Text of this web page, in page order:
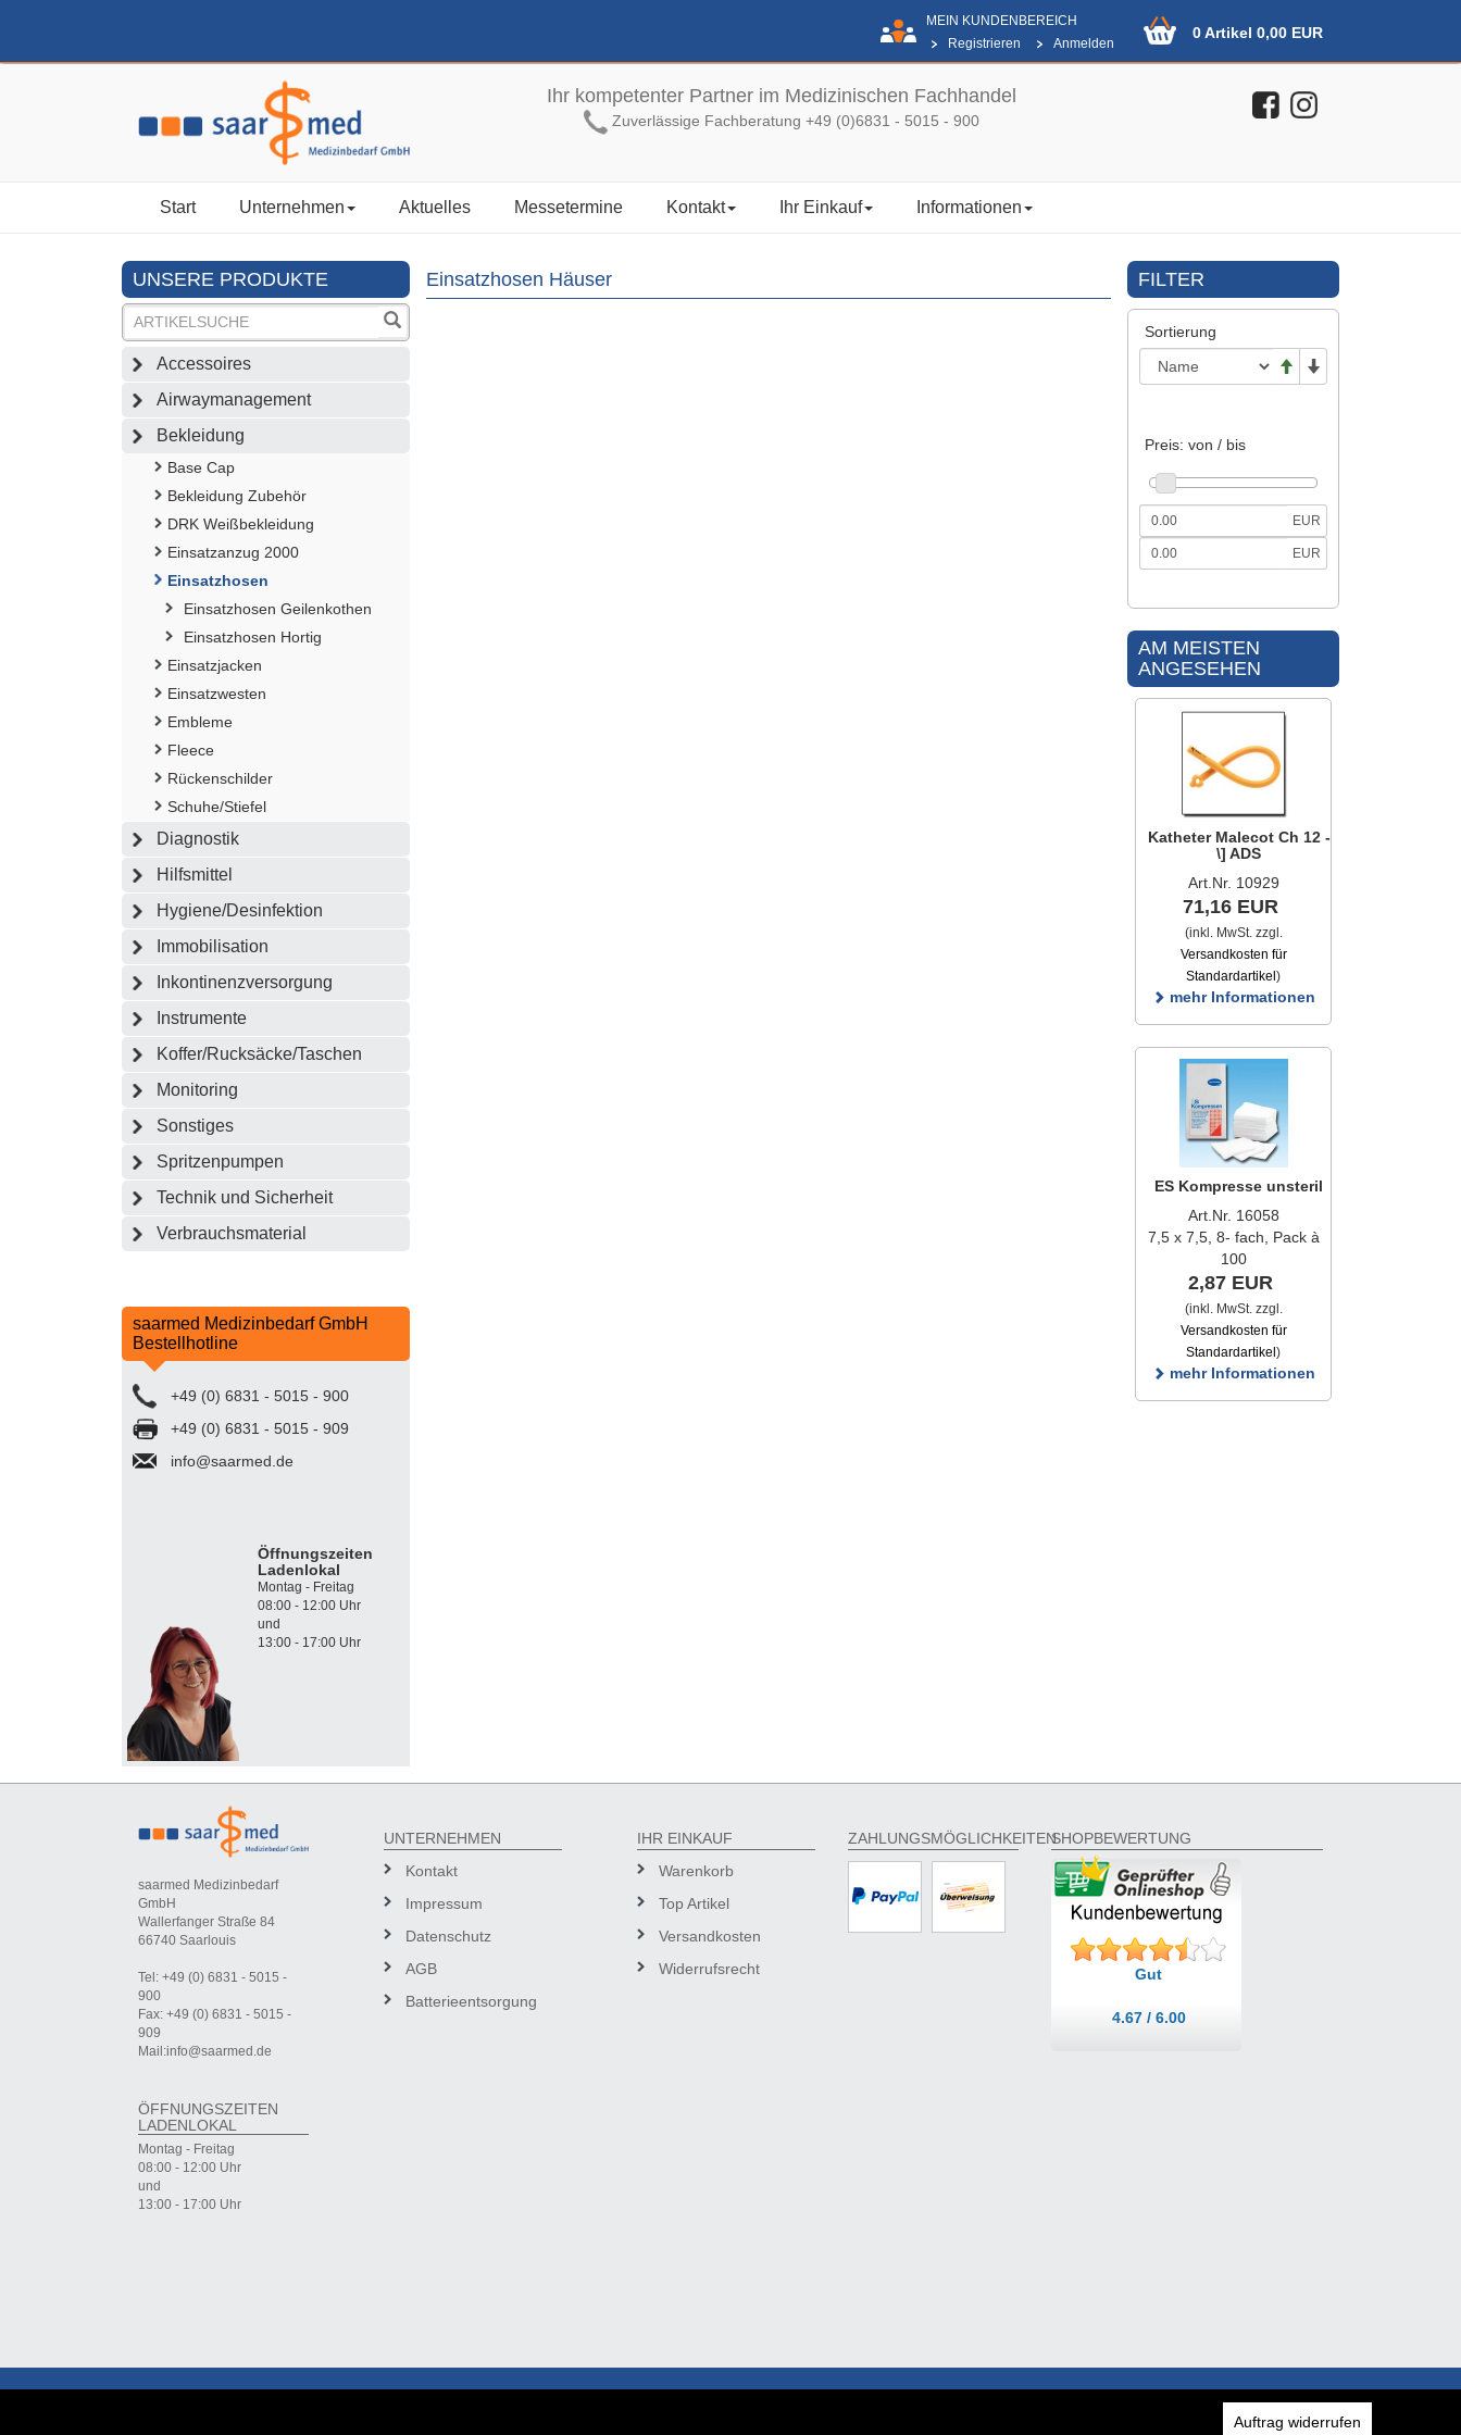
MEIN KUNDENBEREICH
Registrieren
Anmelden
0 Artikel 0,00 EUR
Ihr kompetenter Partner im Medizinischen Fachhandel
Zuverlässige Fachberatung +49 (0)6831 - 5015 - 900
Start Unternehmen Aktuelles Messetermine Kontakt Ihr Einkauf Informationen
UNSERE PRODUKTE
Accessoires
Airwaymanagement
Bekleidung
Base Cap
Bekleidung Zubehör
DRK Weißbekleidung
Einsatzanzug 2000
Einsatzhosen
Einsatzhosen Geilenkothen
Einsatzhosen Hortig
Einsatzjacken
Einsatzwesten
Embleme
Fleece
Rückenschilder
Schuhe/Stiefel
Diagnostik
Hilfsmittel
Hygiene/Desinfektion
Immobilisation
Inkontinenzversorgung
Instrumente
Koffer/Rucksäcke/Taschen
Monitoring
Sonstiges
Spritzenpumpen
Technik und Sicherheit
Verbrauchsmaterial
saarmed Medizinbedarf GmbH
Bestellhotline
+49 (0) 6831 - 5015 - 900
+49 (0) 6831 - 5015 - 909
info@saarmed.de
Öffnungszeiten
Ladenlokal
Montag - Freitag
08:00 - 12:00 Uhr
und
13:00 - 17:00 Uhr
Einsatzhosen Häuser FILTER
Sortierung
Preis: von / bis
EUR
EUR
AM MEISTEN
ANGESEHEN
Katheter Malecot Ch 12 -
\] ADS
Art.Nr. 10929
71,16 EUR
(inkl. MwSt. zzgl.
Versandkosten für
Standardartikel )
mehr Informationen
ES Kompresse unsteril
Art.Nr. 16058
7,5 x 7,5, 8- fach, Pack à
100
2,87 EUR
(inkl. MwSt. zzgl.
Versandkosten für
Standardartikel )
mehr Informationen
saarmed Medizinbedarf
GmbH
Wallerfanger Straße 84
66740 Saarlouis
Tel: +49 (0) 6831 - 5015 -
900
Fax: +49 (0) 6831 - 5015 -
909
Mail:info@saarmed.de
ÖFFNUNGSZEITEN
LADENLOKAL
Montag - Freitag
08:00 - 12:00 Uhr
und
13:00 - 17:00 Uhr
UNTERNEHMEN
Kontakt
Impressum
Datenschutz
AGB
Batterieentsorgung
IHR EINKAUF
Warenkorb
Top Artikel
Versandkosten
Widerrufsrecht
ZAHLUNGSMÖGLICHKEITENSHOPBEWERTUNG
Gut
4.67 / 6.00
Auftrag widerrufen